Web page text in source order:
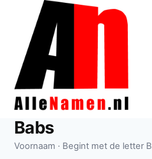
Doorgaan
inhoud
Babs
Voornaam · Begint met de letter B